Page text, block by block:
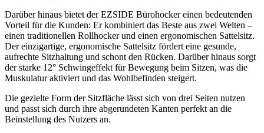
Darüber hinaus bietet der EZSIDE Bürohocker einen bedeutenden
Vorteil für die Kunden: Er kombiniert das Beste aus zwei Welten –
einen traditionellen Rollhocker und einen ergonomischen Sattelsitz.
Der einzigartige, ergonomische Sattelsitz fördert eine gesunde,
aufrechte Sitzhaltung und schont den Rücken. Darüber hinaus sorgt
der starke 12° Schwingeffekt für Bewegung beim Sitzen, was die
Muskulatur aktiviert und das Wohlbefinden steigert.
Die gezielte Form der Sitzfläche lässt sich von drei Seiten nutzen
und passt sich durch ihre abgerundeten Kanten perfekt an die
Beinstellung des Nutzers an.